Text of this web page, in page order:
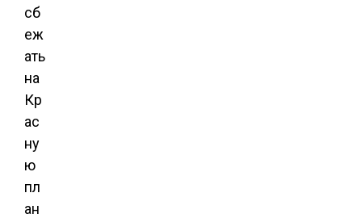
сб
еж
ать
на
Кр
ас
ну
ю
пл
ан